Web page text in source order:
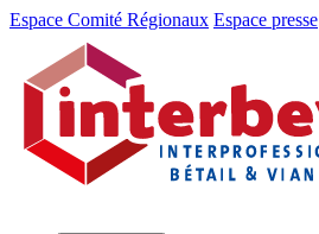
Aller
Aller
contenu
Espace Comité Régionaux Espace presse